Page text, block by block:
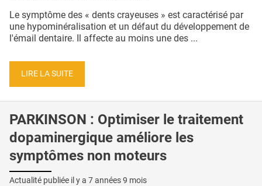
Le symptôme des « dents crayeuses » est caractérisé par
une hypominéralisation et un défaut du développement de
l'émail dentaire. Il affecte au moins une des ...
LIRE LA SUITE
PARKINSON : Optimiser le traitement
dopaminergique améliore les
symptômes non moteurs
Actualité publiée il y a 7 années 9 mois